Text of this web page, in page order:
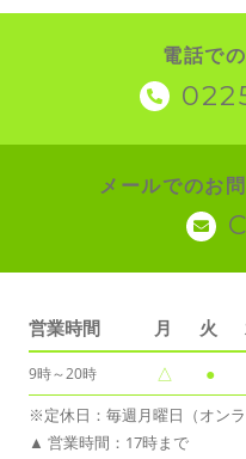
電話で
メールでのお
営業時間 月 火
9時～20時 △ ●
※定休日：毎週月曜日（オンラ
▲ 営業時間：17時まで